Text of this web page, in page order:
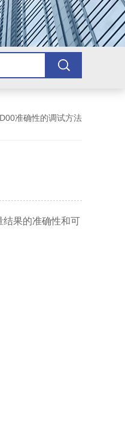
准确性的调试方法
结果的准确性和可